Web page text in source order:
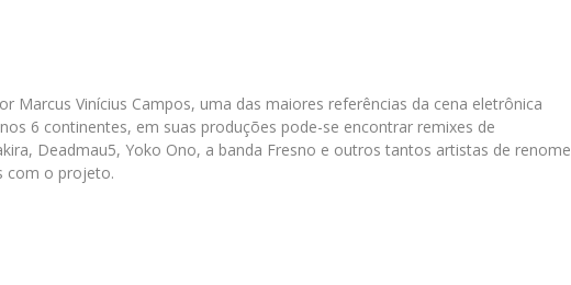
Marcus Vinícius Campos, uma das maiores referências da cena eletrônica
6 continentes, em suas produções pode-se encontrar remixes de
Deadmau5, Yoko Ono, a banda Fresno e outros tantos artistas de renome
com o projeto.